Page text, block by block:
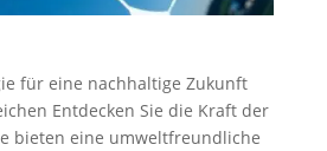
für eine nachhaltige Zukunft
Entdecken Sie die Kraft der
bieten eine umweltfreundliche